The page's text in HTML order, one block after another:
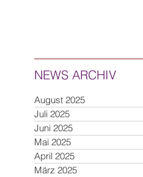
NEWS ARCHIV
August 2025
Juli 2025
Juni 2025
Mai 2025
April 2025
März 2025